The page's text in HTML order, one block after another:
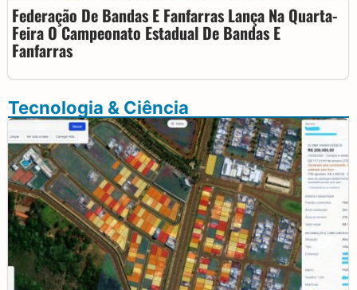
Federação De Bandas E Fanfarras Lança Na Quarta-
Feira O Campeonato Estadual De Bandas E
Fanfarras
Tecnologia & Ciência